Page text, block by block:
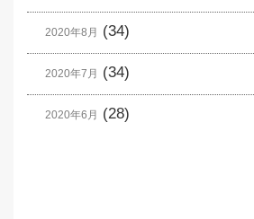
2020年8月 (34)
2020年7月 (34)
2020年6月 (28)